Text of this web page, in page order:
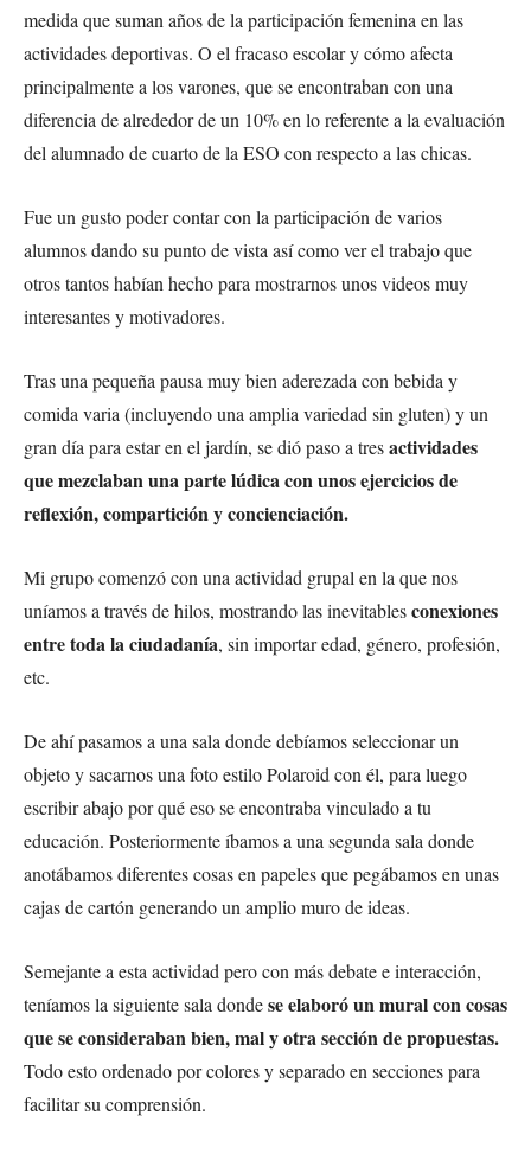
medida que suman años de la participación femenina en las
actividades deportivas. O el fracaso escolar y cómo afecta
principalmente a los varones, que se encontraban con una
diferencia de alrededor de un 10% en lo referente a la evaluación
del alumnado de cuarto de la ESO con respecto a las chicas.
Fue un gusto poder contar con la participación de varios
alumnos dando su punto de vista así como ver el trabajo que
otros tantos habían hecho para mostrarnos unos videos muy
interesantes y motivadores.
Tras una pequeña pausa muy bien aderezada con bebida y
comida varia (incluyendo una amplia variedad sin gluten) y un
gran día para estar en el jardín, se dió paso a tresactividades
que mezclaban una parte lúdica con unos ejercicios de
reflexión, compartición y concienciación.
Mi grupo comenzó con una actividad grupal en la que nos
uníamos a través de hilos, mostrando las inevitablesconexiones
entre toda la ciudadanía, sin importar edad, género, profesión,
etc.
De ahí pasamos a una sala donde debíamos seleccionar un
objeto y sacarnos una foto estilo Polaroid con él, para luego
escribir abajo por qué eso se encontraba vinculado a tu
educación. Posteriormente íbamos a una segunda sala donde
anotábamos diferentes cosas en papeles que pegábamos en unas
cajas de cartón generando un amplio muro de ideas.
Semejante a esta actividad pero con más debate e interacción,
teníamos la siguiente sala dondese elaboró unmural con cosas
que se consideraban bien, mal y otra sección de propuestas.
Todo esto ordenado por colores y separado en secciones para
facilitar su comprensión.